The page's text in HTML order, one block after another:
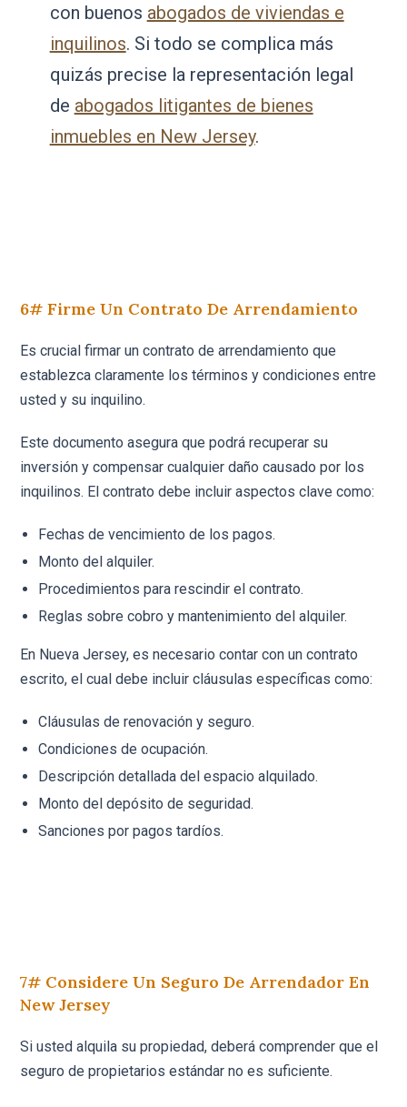
con buenos abogados de viviendas e
inquilinos. Si todo se complica más
quizás precise la representación legal
de abogados litigantes de bienes
inmuebles en New Jersey.
6# Firme Un Contrato De Arrendamiento
Es crucial firmar un contrato de arrendamiento que
establezca claramente los términos y condiciones entre
usted y su inquilino.
Este documento asegura que podrá recuperar su
inversión y compensar cualquier daño causado por los
inquilinos. El contrato debe incluir aspectos clave como:
Fechas de vencimiento de los pagos.
Monto del alquiler.
Procedimientos para rescindir el contrato.
Reglas sobre cobro y mantenimiento del alquiler.
En Nueva Jersey, es necesario contar con un contrato
escrito, el cual debe incluir cláusulas específicas como:
Cláusulas de renovación y seguro.
Condiciones de ocupación.
Descripción detallada del espacio alquilado.
Monto del depósito de seguridad.
Sanciones por pagos tardíos.
7# Considere Un Seguro De Arrendador En
New Jersey
Si usted alquila su propiedad, deberá comprender que el
seguro de propietarios estándar no es suficiente.